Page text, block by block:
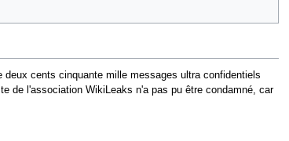
cents cinquante mille messages ultra confidentiels
de l'association WikiLeaks n'a pas pu être condamné, car